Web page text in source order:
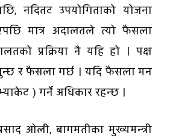
नदितट उपयोगिताको योजना
मात्र अदालतले त्यो फैसला
प्रक्रिया नै यहि हो । पक्ष
र फैसला गर्छ । यदि फैसला मन
) गर्ने अधिकार रहन्छ ।
ओली, बागमतीका मुख्यमन्त्री